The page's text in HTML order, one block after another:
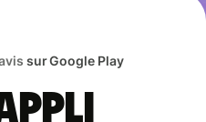
sur Google Play